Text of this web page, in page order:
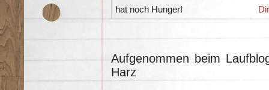
hat noch Hunger!
Aufgenommen beim
Harz